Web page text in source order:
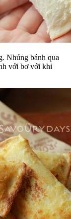
Nhúng bánh qua
với bơ với khi